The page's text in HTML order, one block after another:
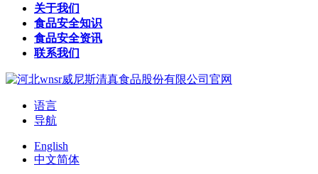
关于我们
食品安全知识
食品安全资讯
联系我们
语言
导航
English
中文简体